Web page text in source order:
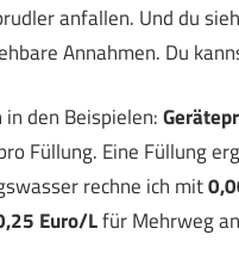
anfallen. Und du
Annahmen. Du
den Beispielen:
Füllung. Eine Füllung
rechne ich mit
Euro/Lfür Mehrweg